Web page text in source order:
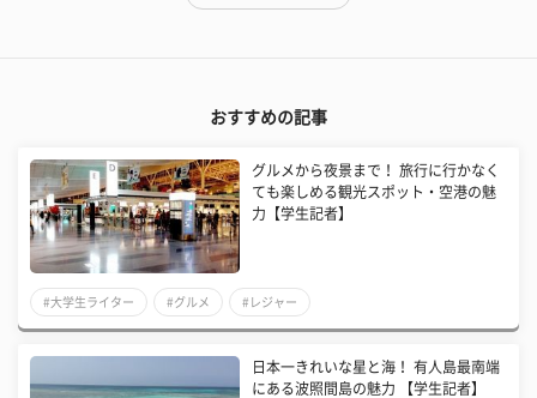
おすすめの記事
グルメから夜景まで！ 旅行に行かなく
ても楽しめる観光スポット・空港の魅
力【学生記者】
#大学生ライター #グルメ #レジャー
日本一きれいな星と海！ 有人島最南端
にある波照間島の魅力 【学生記者】